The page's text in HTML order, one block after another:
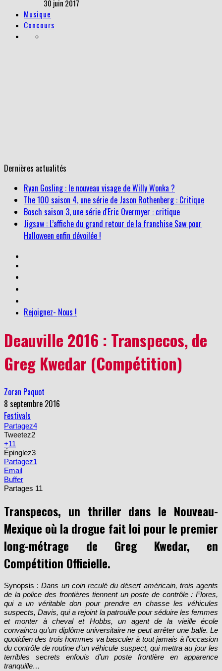
30 juin 2017
Musique
Concours
Dernières actualités
The 100 saison 4, une série de Jason Rothenberg : Critique
Bosch saison 3, une série d'Eric Overmyer : critique
Jigsaw : L’affiche du grand retour de la franchise Saw pour
Halloween enfin dévoilée !
Ryan Gosling : le nouveau visage de Willy Wonka ?
Rejoignez- Nous !
Deauville 2016 : Transpecos, de
Greg Kwedar (Compétition)
Zoran Paquot
8 septembre 2016
Festivals
Partagez4
Tweetez2
+11
Épinglez3
Partagez1
Email
Buffer
Partages 11
Transpecos, un thriller dans le Nouveau-
Mexique où la drogue fait loi pour le premier
long-métrage de Greg Kwedar, en
Compétition Officielle.
Synopsis :Dans un coin reculé du désert américain, trois agents
de la police des frontières tiennent un poste de contrôle : Flores,
qui a un véritable don pour prendre en chasse les véhicules
suspects, Davis, qui a rejoint la patrouille pour séduire les femmes
et monter à cheval et Hobbs, un agent de la vieille école
convaincu qu’un diplôme universitaire ne peut arrêter une balle. Le
quotidien des trois hommes va basculer à tout jamais à l’occasion
du contrôle de routine d’un véhicule suspect, qui mettra au jour les
terribles secrets enfouis d’un poste frontière en apparence
tranquille…